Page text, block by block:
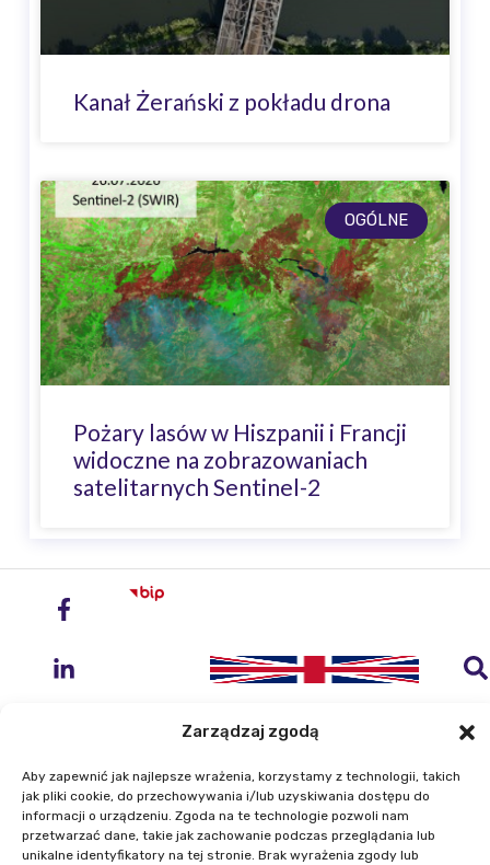
Zarządzaj zgodą
Aby zapewnić jak najlepsze wrażenia, korzystamy z technologii, takich
jak pliki cookie, do przechowywania i/lub uzyskiwania dostępu do
informacji o urządzeniu. Zgoda na te technologie pozwoli nam
przetwarzać dane, takie jak zachowanie podczas przeglądania lub
unikalne identyfikatory na tej stronie. Brak wyrażenia zgody lub
Kanał Żerański z pokładu drona
OGÓLNE
Pożary lasów w Hiszpanii i Francji
widoczne na zobrazowaniach
satelitarnych Sentinel-2
Instytut Geodezji i Kartografii
ul. Zygmunta Modzelewskiego 27